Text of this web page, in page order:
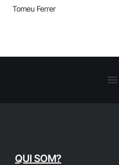
Tomeu Ferrer
QUI SOM?